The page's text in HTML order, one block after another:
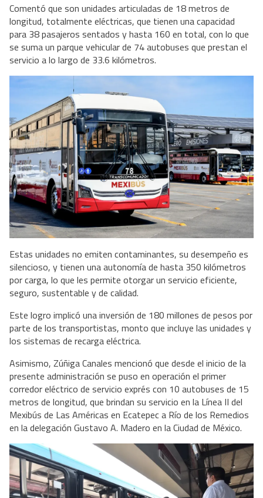
Comentó que son unidades articuladas de 18 metros de
longitud, totalmente eléctricas, que tienen una capacidad
para 38 pasajeros sentados y hasta 160 en total, con lo que
se suma un parque vehicular de 74 autobuses que prestan el
servicio a lo largo de 33.6 kilómetros.
Estas unidades no emiten contaminantes, su desempeño es
silencioso, y tienen una autonomía de hasta 350 kilómetros
por carga, lo que les permite otorgar un servicio eficiente,
seguro, sustentable y de calidad.
Este logro implicó una inversión de 180 millones de pesos por
parte de los transportistas, monto que incluye las unidades y
los sistemas de recarga eléctrica.
Asimismo, Zúñiga Canales mencionó que desde el inicio de la
presente administración se puso en operación el primer
corredor eléctrico de servicio exprés con 10 autobuses de 15
metros de longitud, que brindan su servicio en la Línea II del
Mexibús de Las Américas en Ecatepec a Río de los Remedios
en la delegación Gustavo A. Madero en la Ciudad de México.